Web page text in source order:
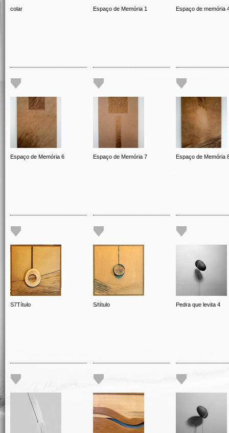
colar Espaço de Memória 1 Espaço de memória
Espaço de Memória 6 Espaço de Memória 7 Espaço de Memória
S7Título S/título Pedra que levita 4